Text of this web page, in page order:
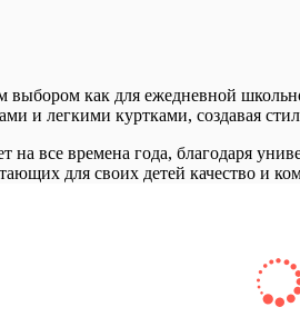
как для ежедневной
и легкими куртками, создавая
на все времена года, благодаря
для своих детей качество и